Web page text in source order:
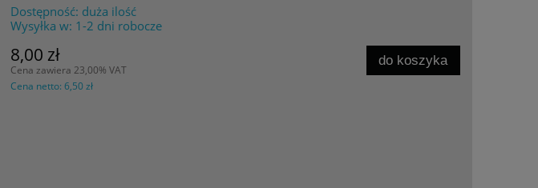
Dostępność: duża ilość
Wysyłka w: 1-2 dni robocze
8,00 zł
Cena zawiera 23,00% VAT
Cena netto:6,50 zł
do koszyka